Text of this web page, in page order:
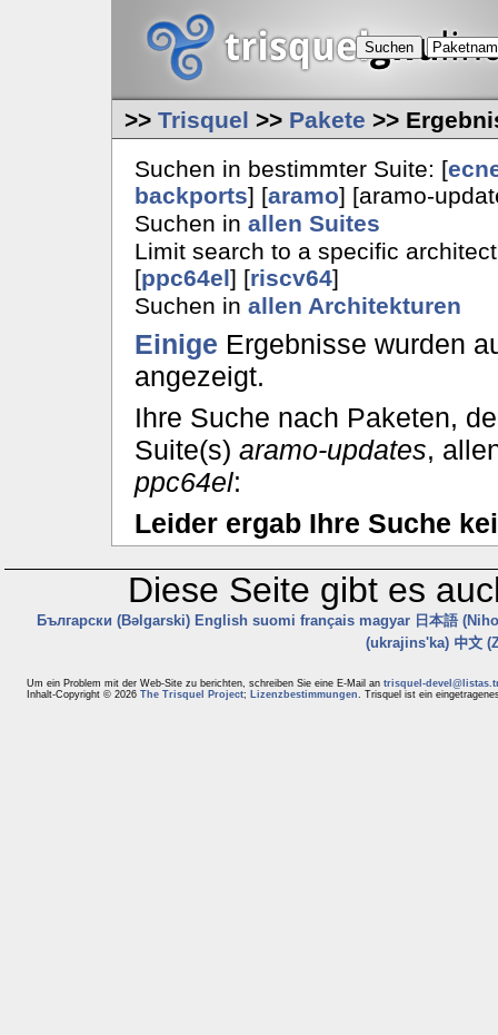
>>Trisquel >> Pakete >>
Suchen in bestimmter Suite: [
backports] [aramo] [aramo-
Suchen in allen Suites
Limit search to a specific
[ppc64el] [riscv64]
Suchen in allen Architekturen
Einige Ergebnisse wurden
angezeigt.
Ihre Suche nach Paketen,
Suite(s) aramo-updates,
ppc64el:
Leider ergab Ihre Suche
Diese Seite gibt es
Български (Bəlgarski) English suomi français magyar 日本語
(ukrajins'ka) 中文
Um ein Problem mit der Web-Site zu berichten, schreiben Sie eine E-Mail an trisquel-
Inhalt-Copyright © 2026 The Trisquel Project; Lizenzbestimmungen . Trisquel ist ein